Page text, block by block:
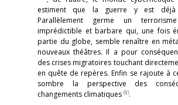
estiment que la guerre y est déjà
Parallèlement germe un
imprédictible et barbare qui, une fois
partie du globe, semble renaître en
nouveaux théâtres. Il a pour
des crises migratoires touchant
en quête de repères. Enfin se rajoute à
sombre la perspective des
changements climatiques (9).